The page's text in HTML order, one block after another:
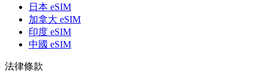
日本 eSIM
加拿大 eSIM
印度 eSIM
中國 eSIM
法律條款